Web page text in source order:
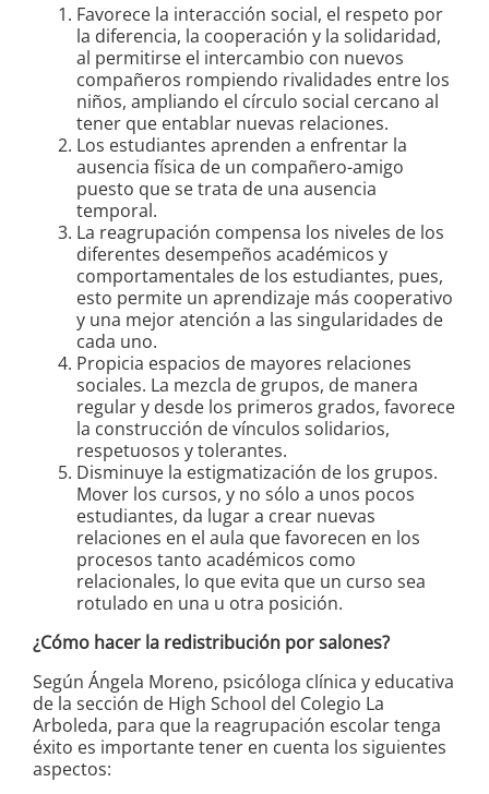
Favorece la interacción social, el respeto por
la diferencia, la cooperación y la solidaridad,
al permitirse el intercambio con nuevos
compañeros rompiendo rivalidades entre los
niños, ampliando el círculo social cercano al
tener que entablar nuevas relaciones.
Los estudiantes aprenden a enfrentar la
ausencia física de un compañero-amigo
puesto que se trata de una ausencia
temporal.
La reagrupación compensa los niveles de los
diferentes desempeños académicos y
comportamentales de los estudiantes, pues,
esto permite un aprendizaje más cooperativo
y una mejor atención a las singularidades de
cada uno.
Propicia espacios de mayores relaciones
sociales. La mezcla de grupos, de manera
regular y desde los primeros grados, favorece
la construcción de vínculos solidarios,
respetuosos y tolerantes.
Disminuye la estigmatización de los grupos.
Mover los cursos, y no sólo a unos pocos
estudiantes, da lugar a crear nuevas
relaciones en el aula que favorecen en los
procesos tanto académicos como
relacionales, lo que evita que un curso sea
rotulado en una u otra posición.
¿Cómo hacer la redistribución por salones?
Según Ángela Moreno, psicóloga clínica y educativa
de la sección de High School del Colegio La
Arboleda, para que la reagrupación escolar tenga
éxito es importante tener en cuenta los siguientes
aspectos: